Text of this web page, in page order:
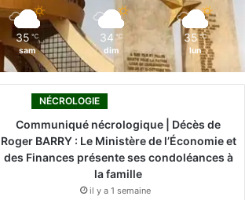
35 ℃
sam
34 ℃
dim
35 ℃
lun
NÉCROLOGIE
Communiqué nécrologique | Décès de
Roger BARRY : Le Ministère de l’Économie et
des Finances présente ses condoléances à
la famille
il y a 1 semaine